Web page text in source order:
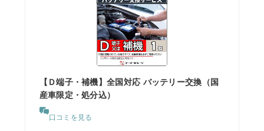
【Ｄ端子・補機】全国対応 バッテリー交換（国
産車限定・処分込）
口コミを見る